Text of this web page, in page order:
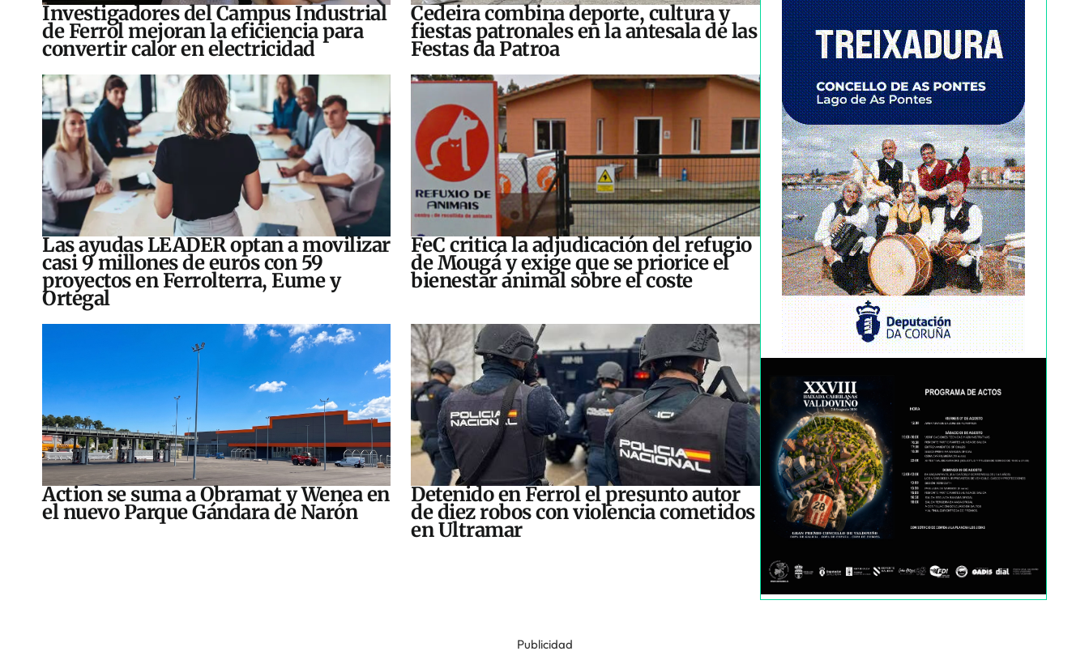
Investigadores del Campus Industrial
de Ferrol mejoran la eficiencia para
convertir calor en electricidad
Cedeira combina deporte, cultura y
fiestas patronales en la antesala de las
Festas da Patroa
Las ayudas LEADER optan a movilizar
casi 9 millones de euros con 59
proyectos en Ferrolterra, Eume y
Ortegal
FeC critica la adjudicación del refugio
de Mougá y exige que se priorice el
bienestar animal sobre el coste
Action se suma a Obramat y Wenea en
el nuevo Parque Gándara de Narón
Detenido en Ferrol el presunto autor
de diez robos con violencia cometidos
en Ultramar
Publicidad